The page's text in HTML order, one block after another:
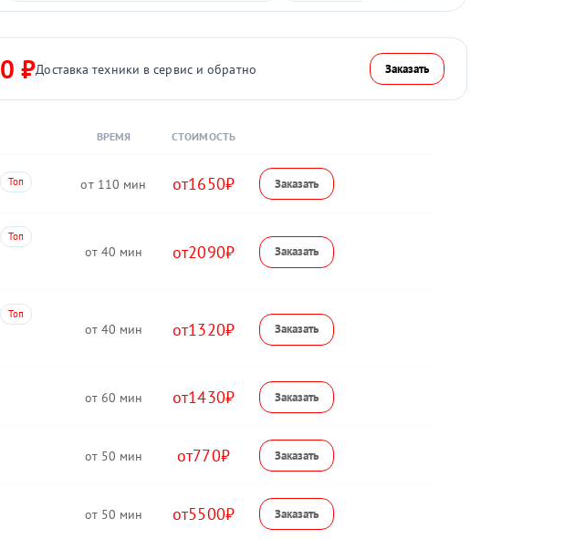
0 ₽Доставка техники в сервис и обратно Заказать
ВРЕМЯ СТОИМОСТЬ
110 1650
40 2090
40 1320
60 1430
50 770
50 5500